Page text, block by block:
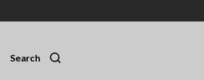
Search